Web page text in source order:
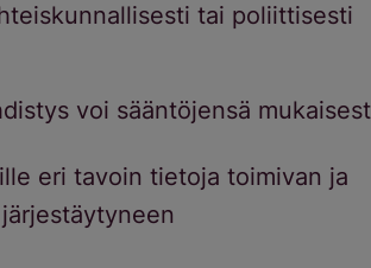
tai poliittisesti
voi sääntöjensä
eri tavoin tietoja toimivan ja